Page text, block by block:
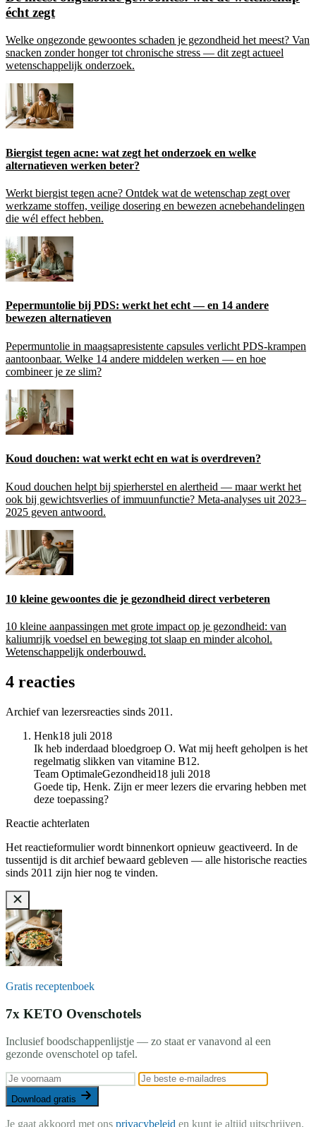
écht zegt
Welke ongezonde gewoontes schaden je gezondheid het meest? Van
snacken zonder honger tot chronische stress — dit zegt actueel
wetenschappelijk onderzoek.
Biergist tegen acne: wat zegt het onderzoek en welke
alternatieven werken beter?
Werkt biergist tegen acne? Ontdek wat de wetenschap zegt over
werkzame stoffen, veilige dosering en bewezen acnebehandelingen
die wél effect hebben.
Pepermuntolie bij PDS: werkt het echt — en 14 andere
bewezen alternatieven
Pepermuntolie in maagsapresistente capsules verlicht PDS-krampen
aantoonbaar. Welke 14 andere middelen werken — en hoe
combineer je ze slim?
Koud douchen: wat werkt echt en wat is overdreven?
Koud douchen helpt bij spierherstel en alertheid — maar werkt het
ook bij gewichtsverlies of immuunfunctie? Meta-analyses uit 2023–
2025 geven antwoord.
10 kleine gewoontes die je gezondheid direct verbeteren
10 kleine aanpassingen met grote impact op je gezondheid: van
kaliumrijk voedsel en beweging tot slaap en minder alcohol.
Wetenschappelijk onderbouwd.
4 reacties
Archief van lezersreacties sinds 2011.
Henk18 juli 2018
Ik heb inderdaad bloedgroep O. Wat mij heeft geholpen is het
regelmatig slikken van vitamine B12.
Team OptimaleGezondheid18 juli 2018
Goede tip, Henk. Zijn er meer lezers die ervaring hebben met
deze toepassing?
Reactie achterlaten
Het reactieformulier wordt binnenkort opnieuw geactiveerd. In de
tussentijd is dit archief bewaard gebleven — alle historische reacties
sinds 2011 zijn hier nog te vinden.
Gratis receptenboek
7x KETO Ovenschotels
Inclusief boodschappenlijstje — zo staat er vanavond al een
gezonde ovenschotel op tafel.
Download gratis
Je gaat akkoord met ons privacybeleid en kunt je altijd uitschrijven.